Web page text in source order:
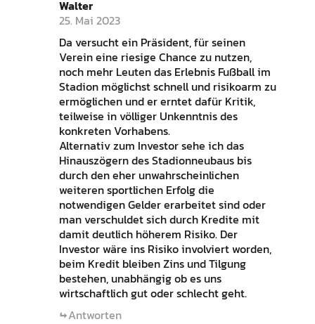
Walter
25. Mai 2023
Da versucht ein Präsident, für seinen
Verein eine riesige Chance zu nutzen,
noch mehr Leuten das Erlebnis Fußball im
Stadion möglichst schnell und risikoarm zu
ermöglichen und er erntet dafür Kritik,
teilweise in völliger Unkenntnis des
konkreten Vorhabens.
Alternativ zum Investor sehe ich das
Hinauszögern des Stadionneubaus bis
durch den eher unwahrscheinlichen
weiteren sportlichen Erfolg die
notwendigen Gelder erarbeitet sind oder
man verschuldet sich durch Kredite mit
damit deutlich höherem Risiko. Der
Investor wäre ins Risiko involviert worden,
beim Kredit bleiben Zins und Tilgung
bestehen, unabhängig ob es uns
wirtschaftlich gut oder schlecht geht.
Antworten